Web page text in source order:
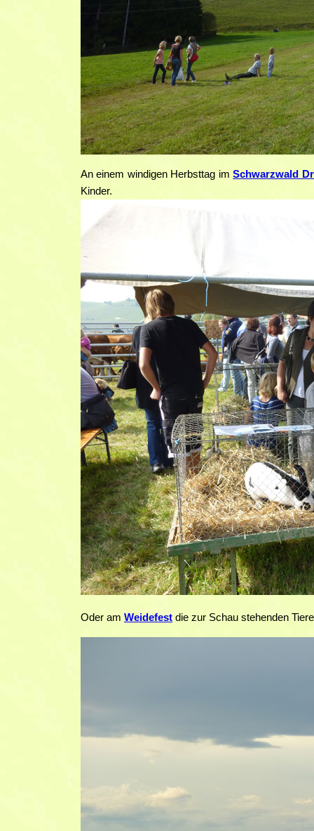
An einem windigen Herbsttag imSchwarzwald
Kinder.
Oder am Weidefest die zur Schau stehenden